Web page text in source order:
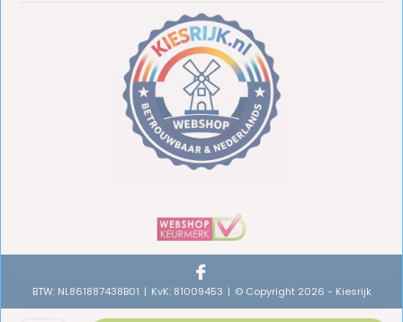
BTW: NL861887438B01 KvK: 81009453 © Copyright 2026 - Kiesrijk